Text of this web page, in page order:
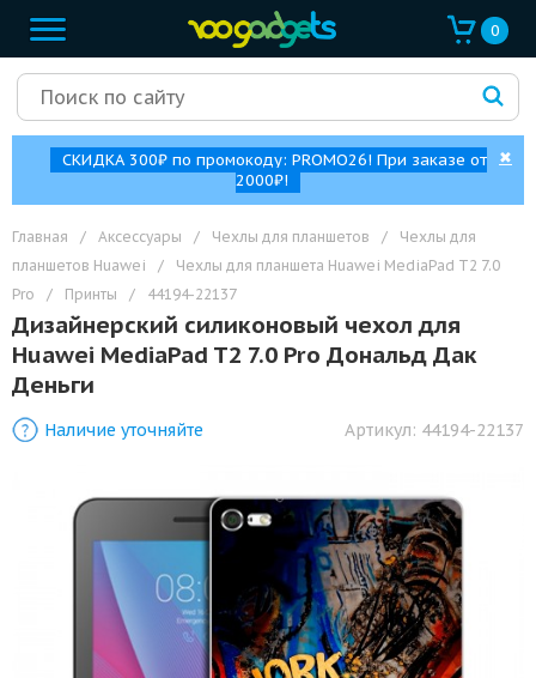
0
СКИДКА 300₽ по промокоду: PROMO26! При заказе от
2000₽!
✖
Главная / Аксессуары / Чехлы для планшетов /
Чехлы для
планшетов Huawei
/
Чехлы для планшета Huawei MediaPad T2 7.0
Pro
/ Принты / 44194-22137
Дизайнерский силиконовый чехол для
Huawei MediaPad T2 7.0 Pro Дональд Дак
Деньги
Наличие уточняйте Артикул: 44194-22137